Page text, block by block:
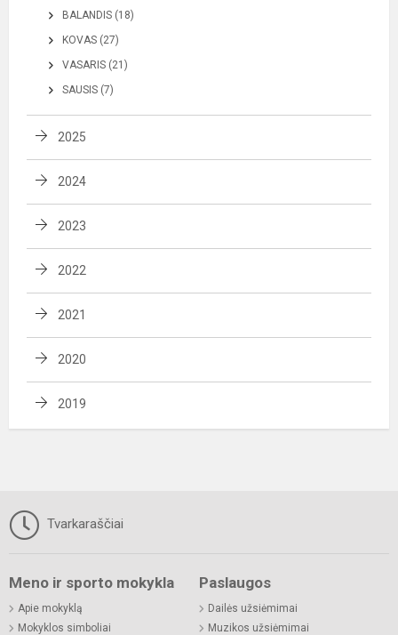
BALANDIS (18)
KOVAS (27)
VASARIS (21)
SAUSIS (7)
2025
2024
2023
2022
2021
2020
2019
Tvarkaraščiai
Meno ir sporto mokykla
Apie mokyklą
Mokyklos simboliai
Paslaugos
Dailės užsiėmimai
Muzikos užsiėmimai